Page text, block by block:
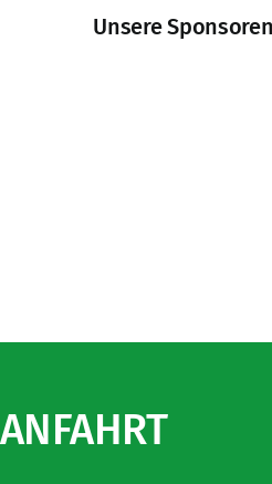
Unsere
ANFAHRT